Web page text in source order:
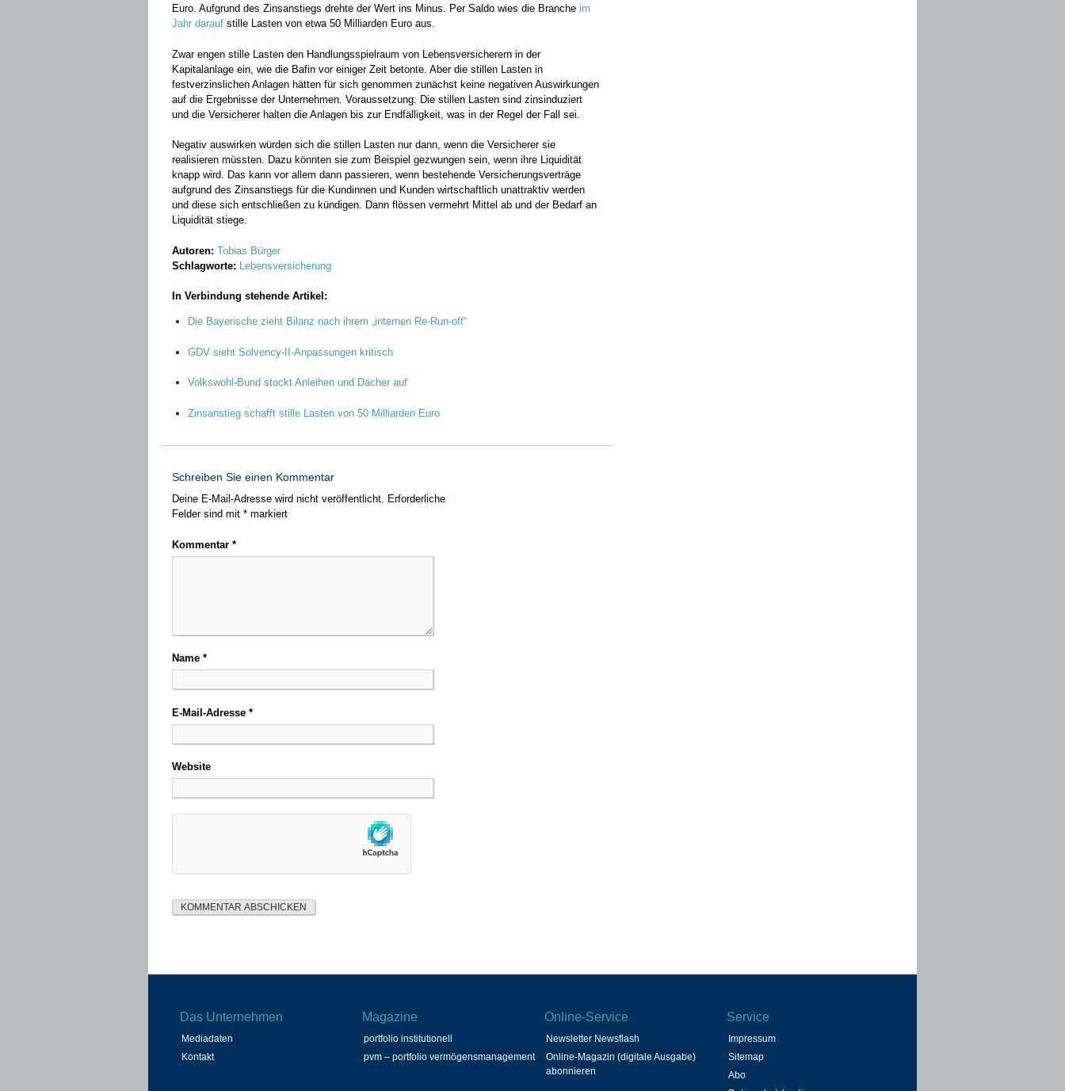
Euro. Aufgrund des Zinsanstiegs drehte der Wert ins Minus. Per Saldo wies die Branche im
Jahr darauf stille Lasten von etwa 50 Milliarden Euro aus.
Zwar engen stille Lasten den Handlungsspielraum von Lebensversicherern in der
Kapitalanlage ein, wie die Bafin vor einiger Zeit betonte. Aber die stillen Lasten in
festverzinslichen Anlagen hätten für sich genommen zunächst keine negativen Auswirkungen
auf die Ergebnisse der Unternehmen. Voraussetzung: Die stillen Lasten sind zinsinduziert
und die Versicherer halten die Anlagen bis zur Endfälligkeit, was in der Regel der Fall sei.
Negativ auswirken würden sich die stillen Lasten nur dann, wenn die Versicherer sie
realisieren müssten. Dazu könnten sie zum Beispiel gezwungen sein, wenn ihre Liquidität
knapp wird. Das kann vor allem dann passieren, wenn bestehende Versicherungsverträge
aufgrund des Zinsanstiegs für die Kundinnen und Kunden wirtschaftlich unattraktiv werden
und diese sich entschließen zu kündigen. Dann flössen vermehrt Mittel ab und der Bedarf an
Liquidität stiege.
Autoren: Tobias Bürger
Schlagworte: Lebensversicherung
In Verbindung stehende Artikel:
Die Bayerische zieht Bilanz nach ihrem „internen Re-Run-off“
GDV sieht Solvency-II-Anpassungen kritisch
Volkswohl-Bund stockt Anleihen und Dächer auf
Zinsanstieg schafft stille Lasten von 50 Milliarden Euro
Schreiben Sie einen Kommentar
Deine E-Mail-Adresse wird nicht veröffentlicht. Erforderliche
Felder sind mit * markiert
Kommentar *
Name *
E-Mail-Adresse *
Website
Das Unternehmen
Mediadaten
Kontakt
Magazine
portfolio institutionell
pvm – portfolio vermögensmanagement
Online-Service
Newsletter Newsflash
Online-Magazin (digitale Ausgabe)
abonnieren
Service
Impressum
Sitemap
Abo